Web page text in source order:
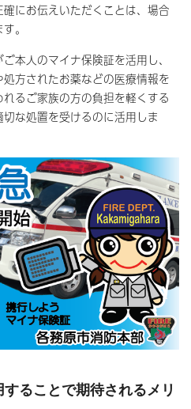
にお伝えいただくことは、場合
。
本人のマイナ保険証を活用し、
方されたお薬などの医療情報を
るご家族の方の負担を軽くする
な処置を受けるのに活用しま
ることで期待されるメリ